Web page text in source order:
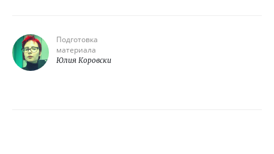
Подготовка
материала
Юлия Коровски